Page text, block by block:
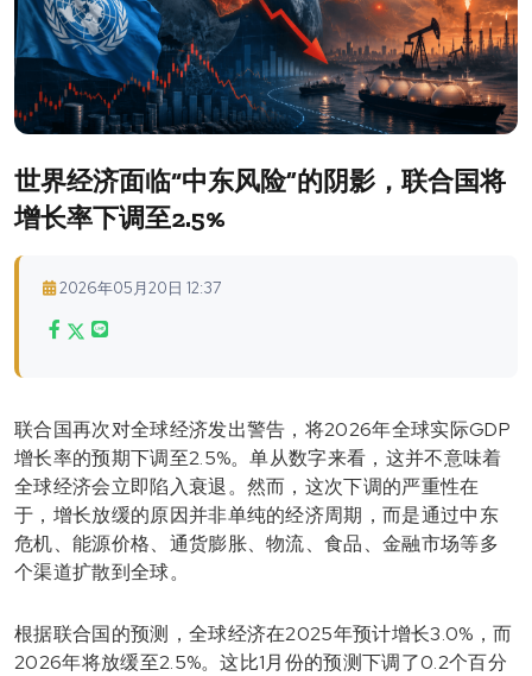
世界经济面临“中东风险”的阴影，联合国将
增长率下调至2.5%
2026年05月20日 12:37
联合国再次对全球经济发出警告，将2026年全球实际GDP
增长率的预期下调至2.5%。单从数字来看，这并不意味着
全球经济会立即陷入衰退。然而，这次下调的严重性在
于，增长放缓的原因并非单纯的经济周期，而是通过中东
危机、能源价格、通货膨胀、物流、食品、金融市场等多
个渠道扩散到全球。
根据联合国的预测，全球经济在2025年预计增长3.0%，而
2026年将放缓至2.5%。这比1月份的预测下调了0.2个百分